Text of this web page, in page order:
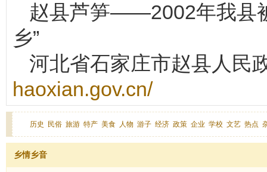
赵县芦笋——2002年我县
乡”
河北省石家庄市赵县人民
haoxian.gov.cn/
历史 民俗 旅游 特产 美食 人物 游子 经济 政策 企业 学校 文艺 热点
乡情乡音